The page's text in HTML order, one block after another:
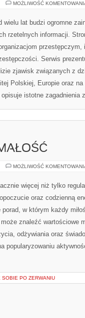
MOŻLIWOŚĆ
lat budzi ogromne
rzetelnych informacji.
przestępczym,
Serwis
zjawisk związanych z
Polskiej, Europie oraz
istotne
MOŻLIWOŚĆ
więcej niż tylko
oraz codzienną
w którym każdy
znaleźć wartościowe
odżywiania oraz
popularyzowaniu
SOBIE PO ZERWANIU